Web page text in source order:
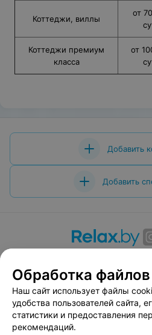
Коттеджи, виллы
от
Коттеджи премиум
класса
от
Добавить
Добавить
Вакансии
Публичный
Публичный договор по
«Афиша»
Пользовательское
Обработка
Наш сайт использует файлы
удобства пользователей сайта,
статистики и предоставления
рекомендаций.